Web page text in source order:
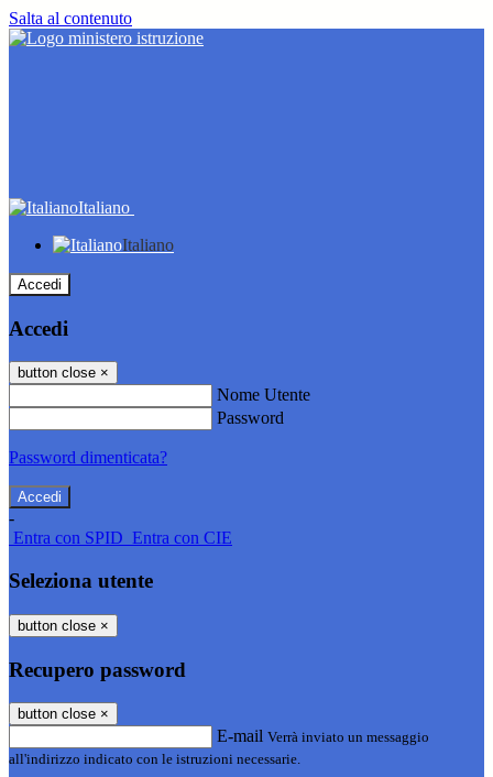
Salta al contenuto
Italiano
Italiano
Accedi
Accedi
button close ×
Nome Utente
Password
Password dimenticata?
-
Entra con SPID Entra con CIE
Seleziona utente
button close ×
Recupero password
button close ×
E-mail Verrà inviato un messaggio
all'indirizzo indicato con le istruzioni necessarie.